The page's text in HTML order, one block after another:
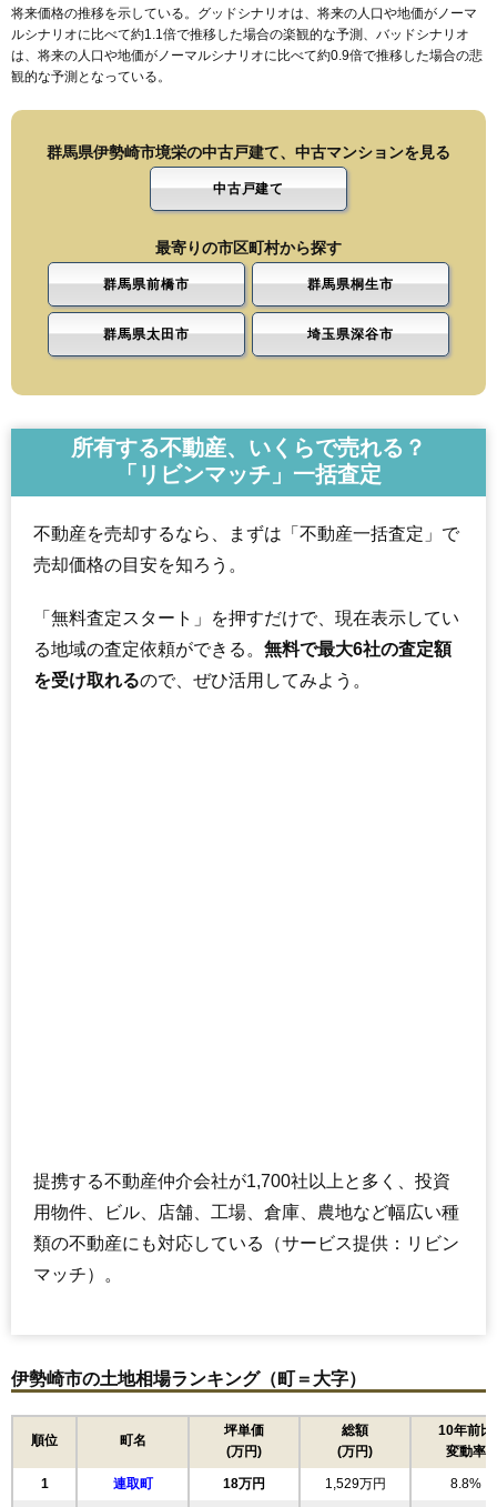
将来価格の推移を示している。グッドシナリオは、将来の人口や地価がノーマ
ルシナリオに比べて約1.1倍で推移した場合の楽観的な予測、バッドシナリオ
は、将来の人口や地価がノーマルシナリオに比べて約0.9倍で推移した場合の悲
観的な予測となっている。
群馬県伊勢崎市境栄の中古戸建て、中古マンションを見る
中古戸建て
最寄りの市区町村から探す
群馬県前橋市 群馬県桐生市
群馬県太田市 埼玉県深谷市
所有する不動産、いくらで売れる？
「リビンマッチ」一括査定
不動産を売却するなら、まずは「不動産一括査定」で
売却価格の目安を知ろう。
「無料査定スタート」を押すだけで、現在表示してい
る地域の査定依頼ができる。 無料で最大6社の査定額
を受け取れるので、ぜひ活用してみよう。
提携する不動産仲介会社が1,700社以上と多く、投資
用物件、ビル、店舗、工場、倉庫、農地など幅広い種
類の不動産にも対応している（サービス提供：リビン
マッチ）。
伊勢崎市の土地相場ランキング（町＝大字）
順位 町名
坪単価
(万円)
総額
(万円)
10年前比
変動率
1 連取町 18万円 1,529万円 8.8%